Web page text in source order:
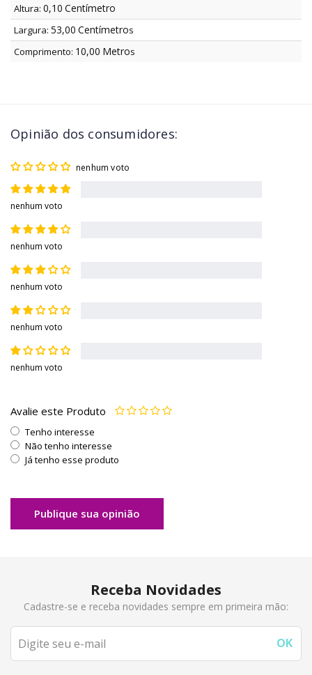
Altura: 0,10 Centímetro
Largura: 53,00 Centímetros
Comprimento: 10,00 Metros
Opinião dos consumidores:
nenhum voto
nenhum voto
nenhum voto
nenhum voto
nenhum voto
nenhum voto
Avalie este Produto
Tenho interesse
Não tenho interesse
Já tenho esse produto
Publique sua opinião
Receba Novidades
Cadastre-se e receba novidades sempre em primeira mão: